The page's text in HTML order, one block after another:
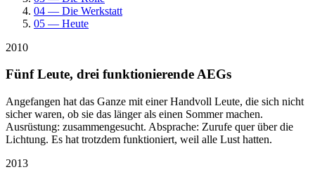
04 — Die Werkstatt
05 — Heute
2010
Fünf Leute, drei funktionierende AEGs
Angefangen hat das Ganze mit einer Handvoll Leute, die sich nicht
sicher waren, ob sie das länger als einen Sommer machen.
Ausrüstung: zusammengesucht. Absprache: Zurufe quer über die
Lichtung. Es hat trotzdem funktioniert, weil alle Lust hatten.
2013